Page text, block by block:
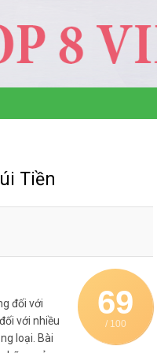
Tiền
69
/ 100
đối với
với nhiều
loại. Bài